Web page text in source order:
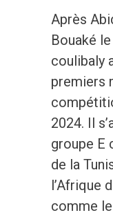
Après
Bouaké
coulibaly
premiers
2024. Il
groupe E
de la
l’Afrique
comme